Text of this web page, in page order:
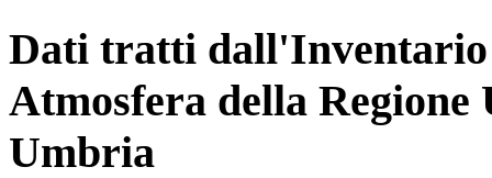
Dati tratti dall'Inventario
Atmosfera della
Umbria